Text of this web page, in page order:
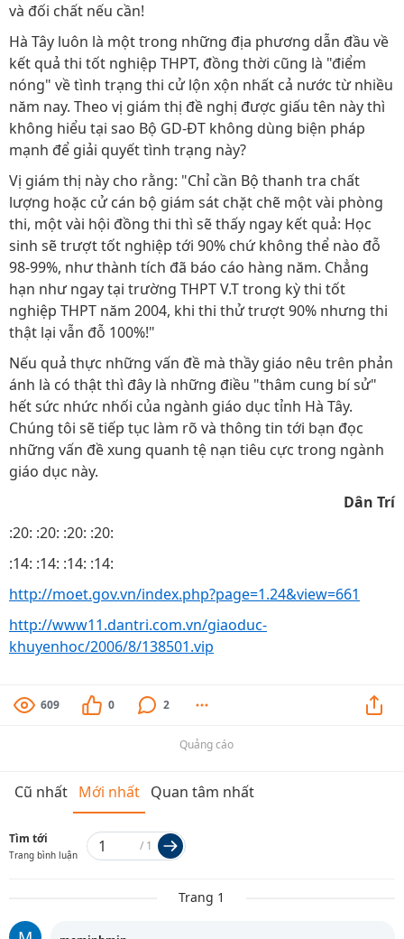
và đối chất nếu cần!
Hà Tây luôn là một trong những địa phương dẫn đầu về
kết quả thi tốt nghiệp THPT, đồng thời cũng là "điểm
nóng" về tình trạng thi cử lộn xộn nhất cả nước từ nhiều
năm nay. Theo vị giám thị đề nghị được giấu tên này thì
không hiểu tại sao Bộ GD-ĐT không dùng biện pháp
mạnh để giải quyết tình trạng này?
Vị giám thị này cho rằng: "Chỉ cần Bộ thanh tra chất
lượng hoặc cử cán bộ giám sát chặt chẽ một vài phòng
thi, một vài hội đồng thi thì sẽ thấy ngay kết quả: Học
sinh sẽ trượt tốt nghiệp tới 90% chứ không thể nào đỗ
98-99%, như thành tích đã báo cáo hàng năm. Chẳng
hạn như ngay tại trường THPT V.T trong kỳ thi tốt
nghiệp THPT năm 2004, khi thi thử trượt 90% nhưng thi
thật lại vẫn đỗ 100%!"
Nếu quả thực những vấn đề mà thầy giáo nêu trên phản
ánh là có thật thì đây là những điều "thâm cung bí sử"
hết sức nhức nhối của ngành giáo dục tỉnh Hà Tây.
Chúng tôi sẽ tiếp tục làm rõ và thông tin tới bạn đọc
những vấn đề xung quanh tệ nạn tiêu cực trong ngành
giáo dục này.
Dân Trí
:20: :20: :20: :20:
:14: :14: :14: :14:
http://moet.gov.vn/index.php?page=1.24&view=661
http://www11.dantri.com.vn/giaoduc-
khuyenhoc/2006/8/138501.vip
609 0 2
Quảng cáo
Cũ nhất Mới nhất Quan tâm nhất
Tìm tới
Trang bình luận
/ 1
Trang 1